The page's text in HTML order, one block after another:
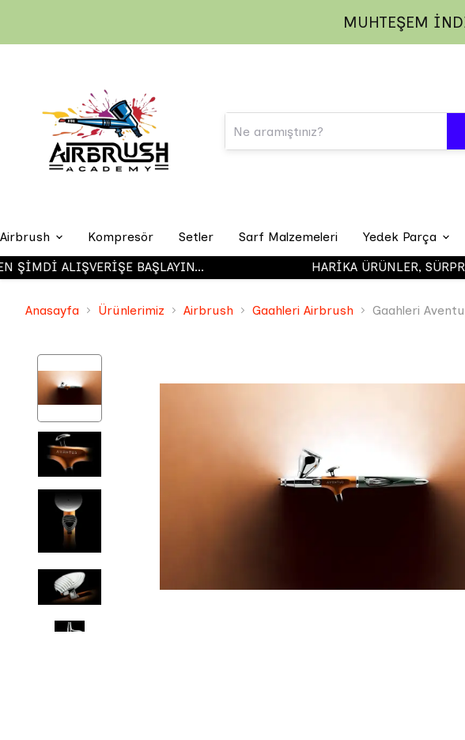
MUHTEŞEM
Airbrush
Iwata Airbrush
Kompresör Setler Sarf Malzemeleri Yedek Parça
ALIŞVERİŞE BAŞLAYIN... HARİKA ÜRÜNLER,
Anasayfa Ürünlerimiz Airbrush Gaahleri Airbrush Gaahleri